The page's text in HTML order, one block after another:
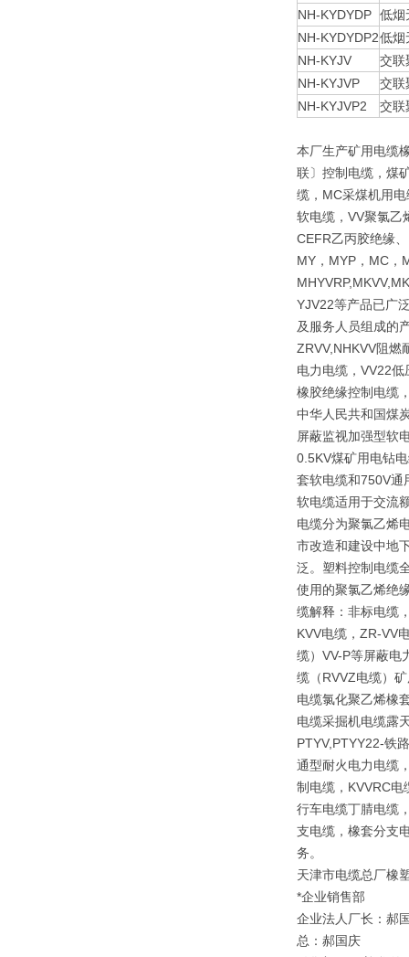
NH-KYDYDP 低烟
NH-KYDYDP2低烟
NH-KYJV
交联
NH-KYJVP
交联
NH-KYJVP2
交联
本厂生产矿用电缆
联〕控制电缆，煤
缆，MC采煤机用
软电缆，VV聚氯乙
CEFR乙丙胶绝缘
MY，MYP，MC，
YJV22等产品已广
及服务人员组成的
ZRVV,NHKVV阻燃
电力电缆，VV22
橡胶绝缘控制电缆
中华人民共和国煤
屏蔽监视加强型软
0.5KV煤矿用电钻
套软电缆和750V通
软电缆适用于交流
电缆分为聚氯乙烯
市改造和建设中地
泛。塑料控制电缆
使用的聚氯乙烯绝
缆解释：非标电缆
KVV电缆，ZR-VV
缆）VV-P等屏蔽电
缆（RVVZ电缆）
电缆氯化聚乙烯橡
电缆采掘机电缆露
PTYV,PTYY22-铁
通型耐火电力电缆
制电缆，KVVRC
行车电缆丁腈电缆
支电缆，橡套分支
务。
天津市电缆总厂橡
*企业销售部
企业法人厂长：郝
总：郝国庆